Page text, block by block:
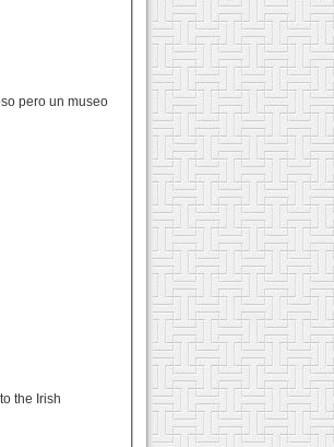
pero un museo
the Irish